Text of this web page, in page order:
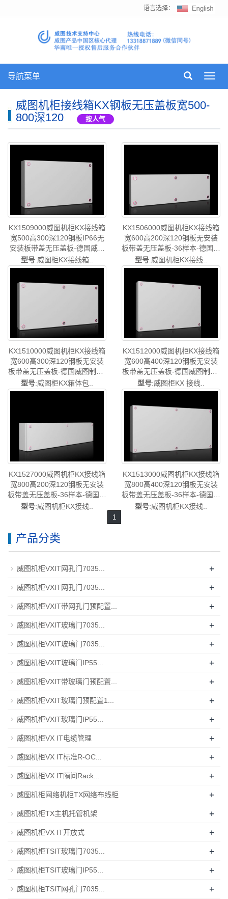
语言选择：
导航菜单
威图机柜接线箱KX钢板无压盖板宽500-
800深120
按人气
KX1509000威图机柜KX接线箱
宽500高300深120钢板IP66无
安装板带盖无压盖板-德国威图
制造-rittal威图机柜威图空调维
修威图电柜威图风扇威图PDU
型号:威图柜KX接线箱..
KX1506000威图机柜KX接线箱
宽600高200深120钢板无安装
板带盖无压盖板-36样本-德国威
图制造-rittal威图机柜威图空调
维修威图电柜威图风扇威图
KX1506.000
型号:威图机柜KX接线..
KX1510000威图机柜KX接线箱
宽600高300深120钢板无安装
板带盖无压盖板-德国威图制造-
rittal威图机柜威图空调维修威
图电柜威图风扇威图PDU威图
型号:威图柜KX箱体包..
KX1512000威图机柜KX接线箱
宽600高400深120钢板无安装
板带盖无压盖板-德国威图制造-
rittal威图机柜威图空调维修威
图电柜威图风扇威图PDU威图
型号:威图柜KX 接线..
KX1527000威图机柜KX接线箱
宽800高200深120钢板无安装
板带盖无压盖板-36样本-德国威
图制造-rittal威图机柜威图空调
KX1527.000
型号:威图机柜KX接线..
KX1513000威图机柜KX接线箱
宽800高400深120钢板无安装
板带盖无压盖板-36样本-德国威
图制造-威图空调维修威图电柜
型号:威图机柜KX接线..
1
产品分类
威图机柜VXIT网孔门7035... +
威图机柜VXIT网孔门7035... +
威图机柜VXIT带网孔门预配置... +
威图机柜VXIT玻璃门7035... +
威图机柜VXIT玻璃门7035... +
威图机柜VXIT玻璃门IP55... +
威图机柜VXIT带玻璃门预配置... +
威图机柜VXIT玻璃门预配置1... +
威图机柜VXIT玻璃门IP55... +
威图机柜VX IT电缆管理 +
威图机柜VX IT标准R-OC... +
威图机柜VX IT隔间Rack... +
威图机柜网络机柜TX网络布线柜 +
威图机柜TX主机托管机架 +
威图机柜VX IT开放式 +
威图机柜TSIT玻璃门7035... +
威图机柜TSIT玻璃门IP55... +
威图机柜TSIT网孔门7035... +